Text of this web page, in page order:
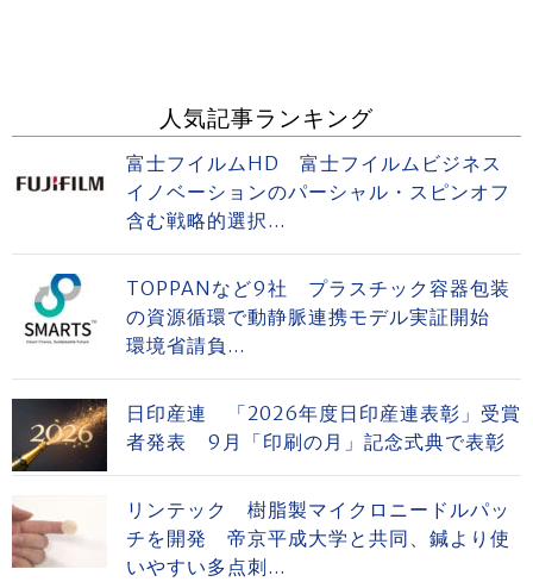
人気記事ランキング
富士フイルムHD 富士フイルムビジネス
イノベーションのパーシャル・スピンオフ
含む戦略的選択...
TOPPANなど9社 プラスチック容器包装
の資源循環で動静脈連携モデル実証開始
環境省請負...
日印産連 「2026年度日印産連表彰」受賞
者発表 9月「印刷の月」記念式典で表彰
リンテック 樹脂製マイクロニードルパッ
チを開発 帝京平成大学と共同、鍼より使
いやすい多点刺...